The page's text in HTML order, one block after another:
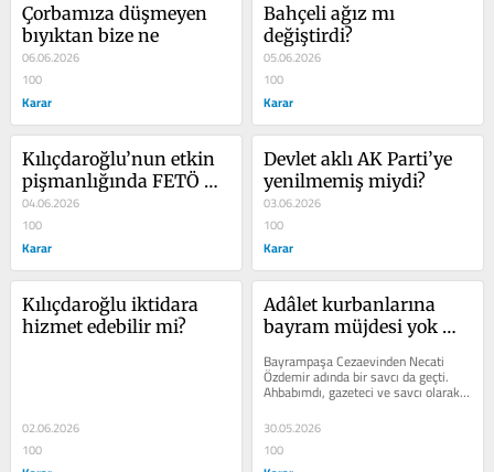
Çorbamıza düşmeyen
bıyıktan bize ne
06.06.2026
100
Karar
Bahçeli ağız mı
değiştirdi?
05.06.2026
100
Karar
Kılıçdaroğlu’nun etkin
pişmanlığında FETÖ
eksikleri
04.06.2026
100
Karar
Devlet aklı AK Parti’ye
yenilmemiş miydi?
03.06.2026
100
Karar
Kılıçdaroğlu iktidara
hizmet edebilir mi?
02.06.2026
100
Adâlet kurbanlarına
bayram müjdesi yok
Bayrampaşa Cezaevinden Necati
Özdemir adında bir savcı da geçti.
Ahbabımdı, gazeteci ve savcı olarak
başlamıştı tanışıklığımız....
30.05.2026
100